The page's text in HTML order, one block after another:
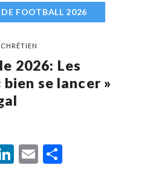
FOOTBALL 2026
2026: Les
se lancer »
LinkedIn
Email